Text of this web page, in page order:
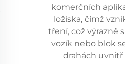
komerčních
ložiska, čímž
tření, což výrazně
vozík nebo blok
drahách uvnitř